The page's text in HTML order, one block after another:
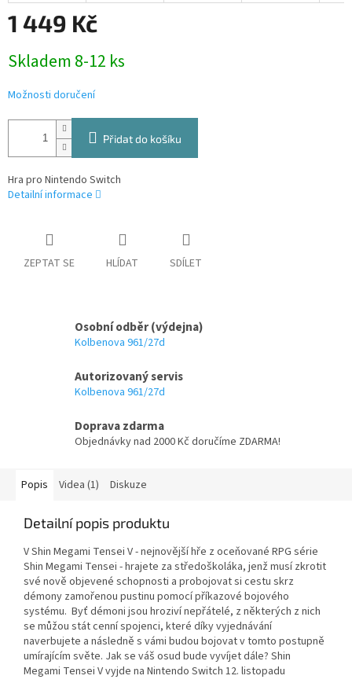
1 449 Kč
cena:
Skladem 8-12 ks
Možnosti doručení
Přidat do košíku
Hra pro Nintendo Switch
Detailní informace
ZEPTAT SE HLÍDAT SDÍLET
Osobní odběr (výdejna)
Kolbenova 961/27d
Autorizovaný servis
Kolbenova 961/27d
Doprava zdarma
Objednávky nad 2000 Kč doručíme ZDARMA!
Popis Videa (1) Diskuze
Detailní popis produktu
V Shin Megami Tensei V - nejnovější hře z oceňované RPG série
Shin Megami Tensei - hrajete za středoškoláka, jenž musí zkrotit
své nově objevené schopnosti a probojovat si cestu skrz
démony zamořenou pustinu pomocí příkazové bojového
systému. Byť démoni jsou hroziví nepřátelé, z některých z nich
se můžou stát cenní spojenci, které díky vyjednávání
naverbujete a následně s vámi budou bojovat v tomto postupně
umírajícím světe. Jak se váš osud bude vyvíjet dále? Shin
Megami Tensei V vyjde na Nintendo Switch 12. listopadu